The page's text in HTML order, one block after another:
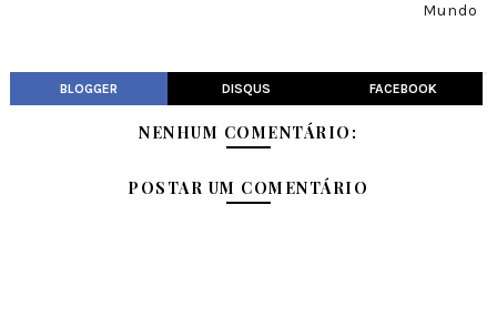
Mundo
BLOGGER DISQUS FACEBOOK
NENHUM COMENTÁRIO:
POSTAR UM COMENTÁRIO